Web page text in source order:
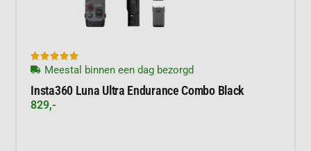

Meestal binnen een dag bezorgd
Insta360 Luna Ultra Endurance Combo Black
829,-